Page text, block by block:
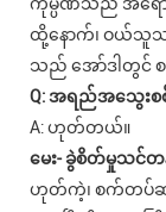
ထို့နောက်၊ ဝယ်သူသ
သည် အော်ဒါတွ
Q: အရည်အသွေးစစ်
A: ဟုတ်တယ်။
မေး- ခွဲစိတ်မှုသင်တ
ဟုတ်ကဲ့၊ စက်တပ်ဆ